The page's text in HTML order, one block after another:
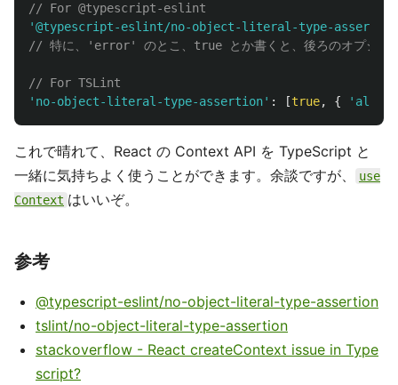
// For @typescript-eslint
'@typescript-eslint/no-object-literal-type-assertion
// 特に、'error' のとこ、true とか書くと、後ろのオプション
// For TSLint
' no-object-literal-type-assertion' : [true, { ' allow-
これで晴れて、React の Context API を TypeScript と
一緒に気持ちよく使うことができます。余談ですが、
use
Context はいいぞ。
参考
@typescript-eslint/no-object-literal-type-assertion
tslint/no-object-literal-type-assertion
stackoverflow - React createContext issue in Type
script?